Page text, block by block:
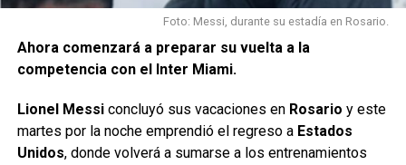
incorporará como ayudante de campo de Delfino e iniciará
una nueva etapa dentro de la institución.
El exdefensor, uno de los referentes recientes de Colón,
nueva función.
Con esta dupla, la dirigencia busca combinar la experiencia
Foto: Messi, durante su estadía en Rosario.
Ahora comenzará a preparar su vuelta a la
competencia con el Inter Miami.
Lionel Messiconcluyó sus vacaciones en Rosario y este
martes por la noche emprendió el regreso a Estados
Unidos, donde volverá a sumarse a los entrenamientos